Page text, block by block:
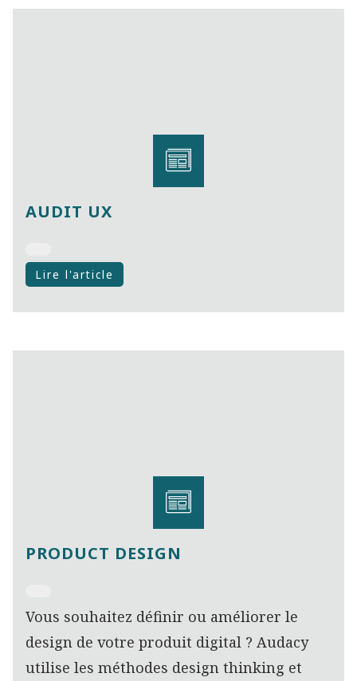
AUDIT UX
Lire l'article
PRODUCT DESIGN
Vous souhaitez définir ou améliorer le
design de votre produit digital ? Audacy
utilise les méthodes design thinking et